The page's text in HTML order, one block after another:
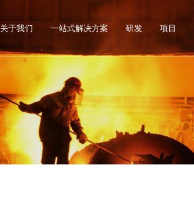
关于我们 一站式解决方案 研发 项目